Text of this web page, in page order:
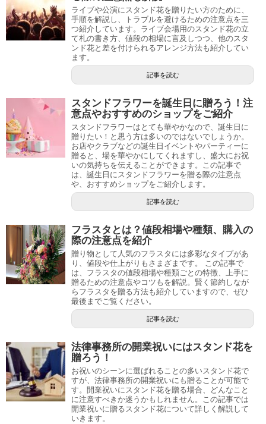
ライブや公演にスタンド花を贈りたい方のために、
手順を解説し、トラブルを避けるための注意点を三
つ紹介しています。ライブ会場用のスタンド花の立
て札の書き方、値段の相場に言及しつつ、他のスタ
ンド花と差を付けられるアレンジ方法も紹介してい
ます。
記事を読む
スタンドフラワーを誕生日に贈ろう！注
意点やおすすめのショップをご紹介
スタンドフラワーはとても華やかなので、誕生日に
贈りたい！と思う方は多いのではないでしょうか。
お店やクラブなどの誕生日イベントやパーティーに
贈ると、場を華やかにしてくれますし、盛大にお祝
いの気持ちを伝えることができます。この記事で
は、誕生日にスタンドフラワーを贈る際の注意点
や、おすすめショップをご紹介します。
記事を読む
フラスタとは？値段相場や種類、購入の
際の注意点を紹介
贈り物として人気のフラスタには多彩なタイプがあ
り、値段や仕上がりもさまざまです。 この記事で
は、フラスタの値段相場や種類ごとの特徴、上手に
贈るための注意点やコツもを解説。賢く節約しなが
らフラスタを贈る方法も紹介していますので、ぜひ
最後までご覧ください。
記事を読む
法律事務所の開業祝いにはスタンド花を
贈ろう！
お祝いのシーンに選ばれることの多いスタンド花で
すが、法律事務所の開業祝いにも贈ることが可能で
す。開業祝いにスタンド花を贈る場合、どんなこと
に注意すべきか迷うかもしれません。この記事では
開業祝いに贈るスタンド花について詳しく解説して
いきます。